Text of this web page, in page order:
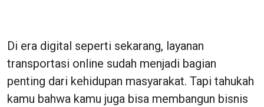
Di era digital seperti sekarang, layanan
transportasi online sudah menjadi bagian
penting dari kehidupan masyarakat. Tapi tahukah
kamu bahwa kamu juga bisa membangun bisnis